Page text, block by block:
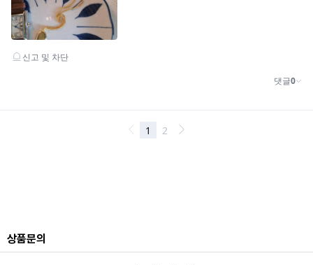
상품문의